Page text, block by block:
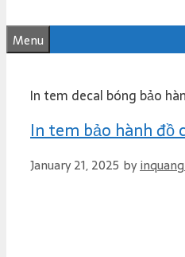
e
nMenu
In tem decal bóng bảo
In tem bảo hành đồ
January 21, 2025 by